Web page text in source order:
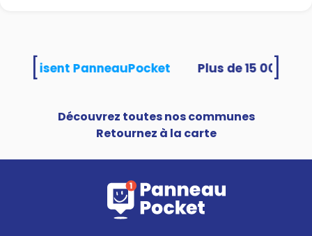
utilisent PanneauPocket
Découvrez toutes nos communes
Retournez à la carte